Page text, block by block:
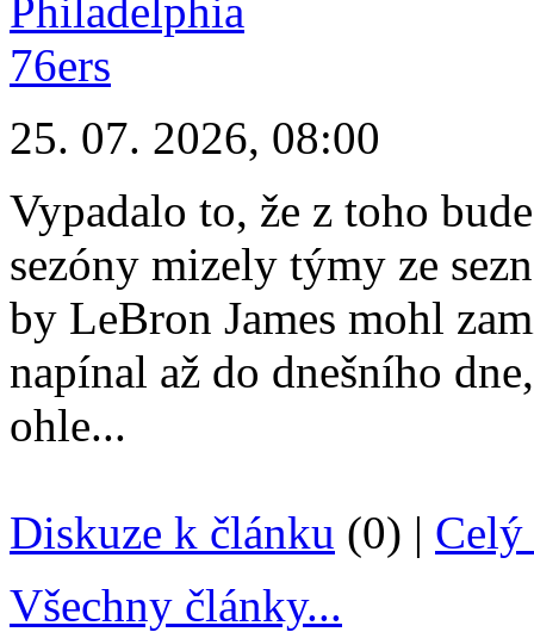
25. 07. 2026, 08:00
Vypadalo to, že z toho
sezóny mizely týmy ze
by LeBron James mohl
napínal až do dnešního
ohle...
Diskuze k článku (0) | Celý
Všechny články...